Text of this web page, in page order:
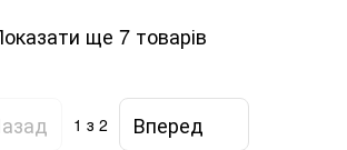
ще 7 товарів
1 з 2 Вперед